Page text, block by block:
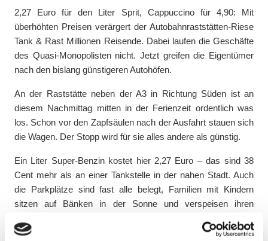
2,27 Euro für den Liter Sprit, Cappuccino für 4,90: Mit
überhöhten Preisen verärgert der Autobahnraststätten-Riese
Tank & Rast Millionen Reisende. Dabei laufen die Geschäfte
des Quasi-Monopolisten nicht. Jetzt greifen die Eigentümer
nach den bislang günstigeren Autohöfen.
An der Raststätte neben der A3 in Richtung Süden ist an
diesem Nachmittag mitten in der Ferienzeit ordentlich was
los. Schon vor den Zapfsäulen nach der Ausfahrt stauen sich
die Wagen. Der Stopp wird für sie alles andere als günstig.
Ein Liter Super-Benzin kostet hier 2,27 Euro – das sind 38
Cent mehr als an einer Tankstelle in der nahen Stadt. Auch
die Parkplätze sind fast alle belegt, Familien mit Kindern
sitzen auf Bänken in der Sonne und verspeisen ihren
übersichtlich zu, nur der integrierte Burger King und die